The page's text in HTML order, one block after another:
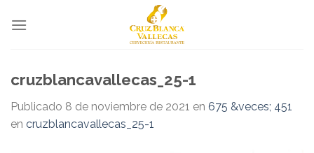
cruzblancavallecas_25-1
Publicado 8 de noviembre de 2021 en 675 &veces; 451
en cruzblancavallecas_25-1